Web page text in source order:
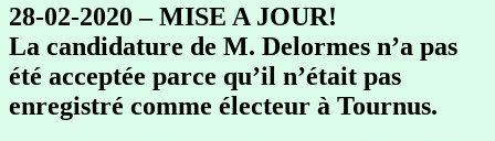
28-02-2020 – MISE A JOUR!
La candidature de M. Delormes n’a pas
été acceptée parce qu’il n’était pas
enregistré comme électeur à Tournus.